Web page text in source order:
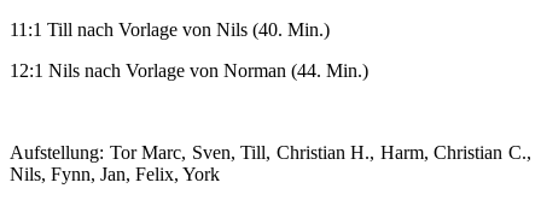
11:1 Till nach Vorlage von Nils (40. Min.)
12:1 Nils nach Vorlage von Norman (44. Min.)
Aufstellung: Tor Marc, Sven, Till, Christian H., Harm, Christian C.,
Nils, Fynn, Jan, Felix, York